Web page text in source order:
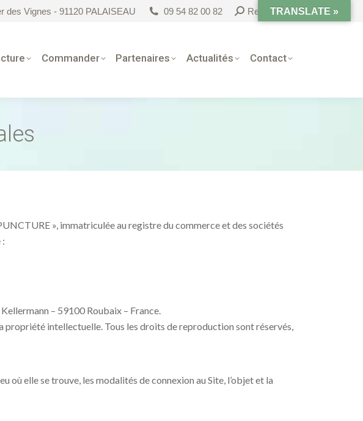
des Vignes - 91120 PALAISEAU 09 54 82 00 82 Search:Rechercher
Commander Partenaires Actualités Contact
», immatriculée au registre du commerce et des sociétés
– 59100 Roubaix – France.
propriété intellectuelle. Tous les droits de reproduction sont réservés,
où elle se trouve, les modalités de connexion au Site, l’objet et la
TRANSLATE »